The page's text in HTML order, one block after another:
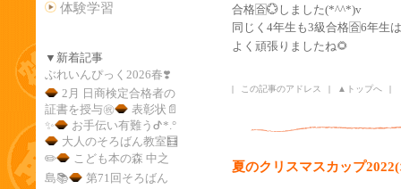
体験学習
▼新着記事
ぶれいんぴっく2026春❣️
2月 日商検定合格者の
証書を授与㊗️
表彰状📄
✨️
お手伝い有難うᕷ*.°
大人のそろばん教室🧮
✏️
こども本の森 中之
島📚
第71回そろばん
合格🈴💮しました(*^^*)v
同じく4年生も3級合格🈴6年生
よく頑張りましたね🌻
| この記事のアドレス | ▲トップへ |
夏のクリスマスカップ